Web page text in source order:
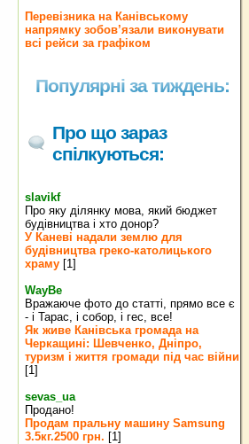
Перевізника на Канівському
напрямку зобов’язали виконувати
всі рейси за графіком
Популярні за тиждень:
Про що зараз
спілкуються:
slavikf
Про яку ділянку мова, який бюджет
будівництва і хто донор?
У Каневі надали землю для
будівництва греко‐католицького
храму [1]
WayBe
Вражаюче фото до статті, прямо все є
- і Тарас, і собор, і гес, все!
Як живе Канівська громада на
Черкащині: Шевченко, Дніпро,
туризм і життя громади під час війни
[1]
sevas_ua
Продано!
Продам пральну машину Samsung
3.5кг.2500 грн. [1]